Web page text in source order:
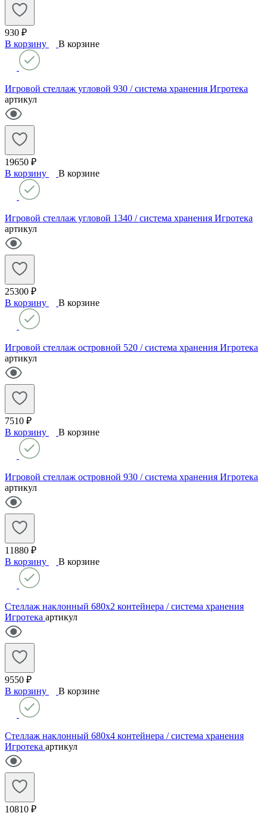
930 ₽
В корзину
В корзине
Игровой стеллаж угловой 930 / система хранения Игротека
артикул
19650 ₽
В корзину
В корзине
Игровой стеллаж угловой 1340 / система хранения Игротека
артикул
25300 ₽
В корзину
В корзине
Игровой стеллаж островной 520 / система хранения Игротека
артикул
7510 ₽
В корзину
В корзине
Игровой стеллаж островной 930 / система хранения Игротека
артикул
11880 ₽
В корзину
В корзине
Стеллаж наклонный 680х2 контейнера / система хранения
Игротека артикул
9550 ₽
В корзину
В корзине
Стеллаж наклонный 680х4 контейнера / система хранения
Игротека артикул
10810 ₽